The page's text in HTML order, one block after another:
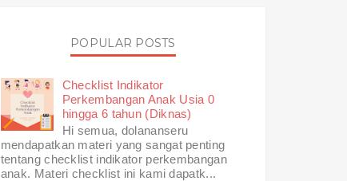
POPULAR POSTS
Checklist Indikator
Perkembangan Anak Usia 0
hingga 6 tahun (Diknas)
Hi semua, dolananseru
mendapatkan materi yang sangat penting
tentang checklist indikator perkembangan
anak. Materi checklist ini kami dapatk...